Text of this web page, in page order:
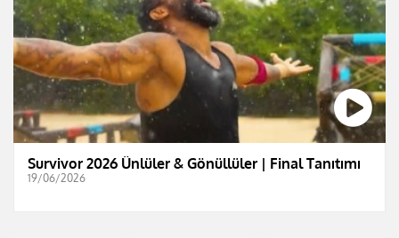
Survivor 2026 Ünlüler & Gönüllüler | Final Tanıtımı
19/06/2026